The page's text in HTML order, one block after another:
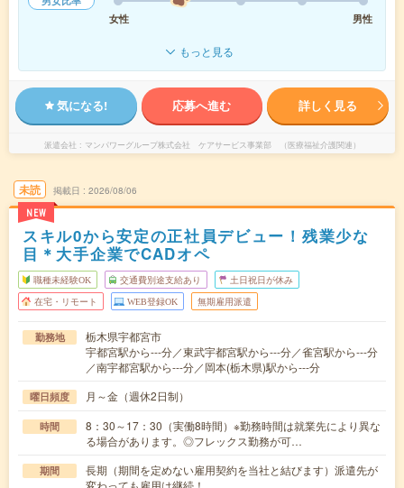
女性
男性
もっと見る
気になる! 応募へ進む 詳しく見る
派遣会社 マンパワーグループ株式会社 ケアサービス事業部 （医療福祉介護関連）
未読
NEW
掲載日 2026/08/06
スキル0から安定の正社員デビュー！残業少な
目＊大手企業でCADオペ
職種未経験OK 交通費別途支給あり 土日祝日が休み
在宅・リモート WEB登録OK 無期雇用派遣
勤務地
栃木県宇都宮市
宇都宮駅から---分／東武宇都宮駅から---分／雀宮駅から---分
／南宇都宮駅から---分／岡本(栃木県)駅から---分
曜日頻度 月～金（週休2日制）
時間
8：30～17：30（実働8時間）※勤務時間は就業先により異な
る場合があります。◎フレックス勤務が可…
期間
長期（期間を定めない雇用契約を当社と結びます）派遣先が
変わっても雇用は継続！